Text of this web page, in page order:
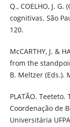
Q., COELHO, J.
cognitivas. São
120.
McCARTHY, J. &
from the
B. Meltzer (Eds.).
PLATÃO.
Coordenação de
Universitária